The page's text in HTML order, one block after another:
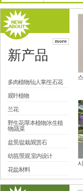
新产品
多肉植物/仙人掌/生石花
观叶植物
兰花
野生花/草本植物/水生植
物/蔬菜
盆景/盆栽/观赏石
幼苗/景观 室内设计
花盆/材料